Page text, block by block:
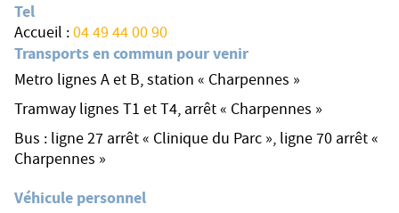
Tel
Accueil :04 49 44 00 90
Transports en commun pour venir
Metro lignes A et B, station « Charpennes »
Tramway lignes T1 et T4, arrêt « Charpennes »
Bus : ligne 27 arrêt « Clinique du Parc », ligne 70 arrêt «
Charpennes »
Véhicule personnel